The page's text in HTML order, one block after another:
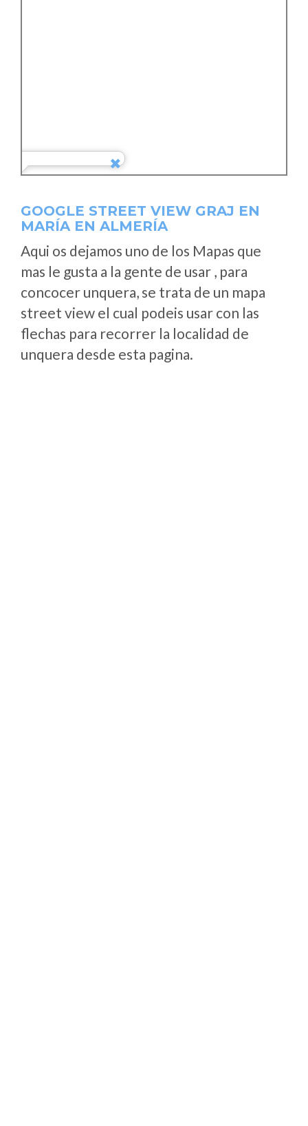
GOOGLE STREET VIEW GRAJ EN
MARÍA EN ALMERÍA
Aqui os dejamos uno de los Mapas que
mas le gusta a la gente de usar , para
concocer unquera, se trata de un mapa
street view el cual podeis usar con las
flechas para recorrer la localidad de
unquera desde esta pagina.